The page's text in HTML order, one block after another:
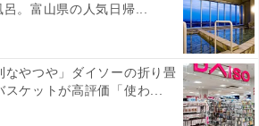
。富山県の人気日帰...
なやつや」ダイソーの折り畳
ケットが高評価「使わ...